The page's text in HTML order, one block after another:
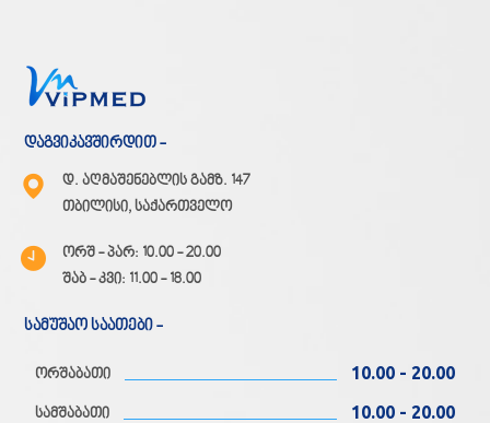
დაგვიკავშირდით -
დ. აღმაშენებლის გამზ. 147
თბილისი, საქართველო
ორშ - პარ: 10.00 - 20.00
შაბ - კვი: 11.00 - 18.00
სამუშაო საათები -
ორშაბათი 10.00 - 20.00
სამშაბათი 10.00 - 20.00